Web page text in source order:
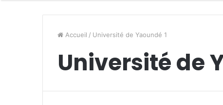
Accueil / Université de Yaoundé 1
Université de